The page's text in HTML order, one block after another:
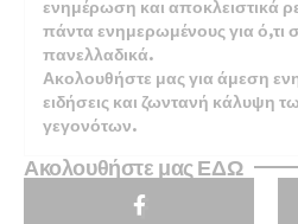
ενημέρωση και αποκλειστικά
πάντα ενημερωμένους για ό,τι
πανελλαδικά.
Ακολουθήστε μας για άμεση
ειδήσεις και ζωντανή κάλυψη
γεγονότων.
Ακολουθήστε μας ΕΔΩ